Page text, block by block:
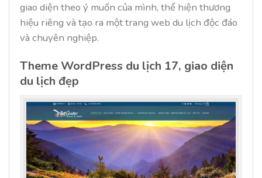
giao diện theo ý muốn của mình, thể hiện thương
hiệu riêng và tạo ra một trang web du lịch độc đáo
và chuyên nghiệp.
Theme WordPress du lịch 17, giao diện
du lịch đẹp